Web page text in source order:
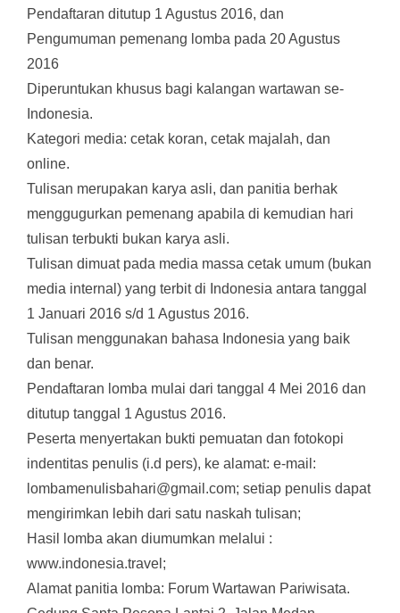
Pendaftaran ditutup 1 Agustus 2016, dan
Pengumuman pemenang lomba pada 20 Agustus
2016
Diperuntukan khusus bagi kalangan wartawan se-
Indonesia.
Kategori media: cetak koran, cetak majalah, dan
online.
Tulisan merupakan karya asli, dan panitia berhak
menggugurkan pemenang apabila di kemudian hari
tulisan terbukti bukan karya asli.
Tulisan dimuat pada media massa cetak umum (bukan
media internal) yang terbit di Indonesia antara tanggal
1 Januari 2016 s/d 1 Agustus 2016.
Tulisan menggunakan bahasa Indonesia yang baik
dan benar.
Pendaftaran lomba mulai dari tanggal 4 Mei 2016 dan
ditutup tanggal 1 Agustus 2016.
Peserta menyertakan bukti pemuatan dan fotokopi
indentitas penulis (i.d pers), ke alamat: e-mail:
lombamenulisbahari@gmail.com; setiap penulis dapat
mengirimkan lebih dari satu naskah tulisan;
Hasil lomba akan diumumkan melalui :
www.indonesia.travel;
Alamat panitia lomba: Forum Wartawan Pariwisata.